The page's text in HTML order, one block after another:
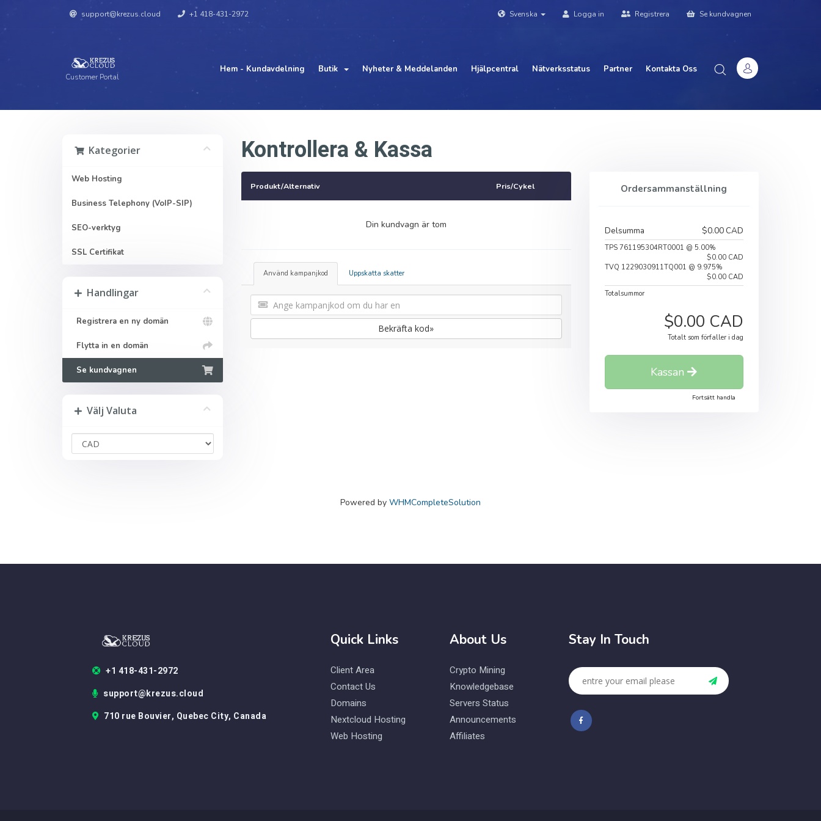
support@krezus.cloud +1 418-431-2972 Svenska Logga in Registrera Se kundvagnen
Customer Portal
Hem - Kundavdelning Butik Nyheter & Meddelanden Hjälpcentral Nätverksstatus Partner Kontakta Oss
Kategorier
Web Hosting
Business Telephony (VoIP-SIP)
SEO-verktyg
SSL Certifikat
Handlingar
Registrera en ny domän
Flytta in en domän
Se kundvagnen
Välj Valuta
Kontrollera & Kassa
Produkt/Alternativ Pris/Cykel
Din kundvagn är tom
Använd kampanjkod Uppskatta skatter
Bekräfta kod»
Ordersammanställning
Delsumma $0.00 CAD
TPS 761195304RT0001 @ 5.00%
$0.00 CAD
TVQ 1229030911TQ001 @ 9.975%
$0.00 CAD
Totalsummor
$0.00 CAD
Totalt som förfaller i dag
Kassan
Fortsätt handla
Powered by WHMCompleteSolution
+1 418-431-2972
support@krezus.cloud
710 rue Bouvier, Quebec City, Canada
Quick Links
Client Area
Contact Us
Domains
Nextcloud Hosting
Web Hosting
About Us
Crypto Mining
Knowledgebase
Servers Status
Announcements
Affiliates
Stay In Touch